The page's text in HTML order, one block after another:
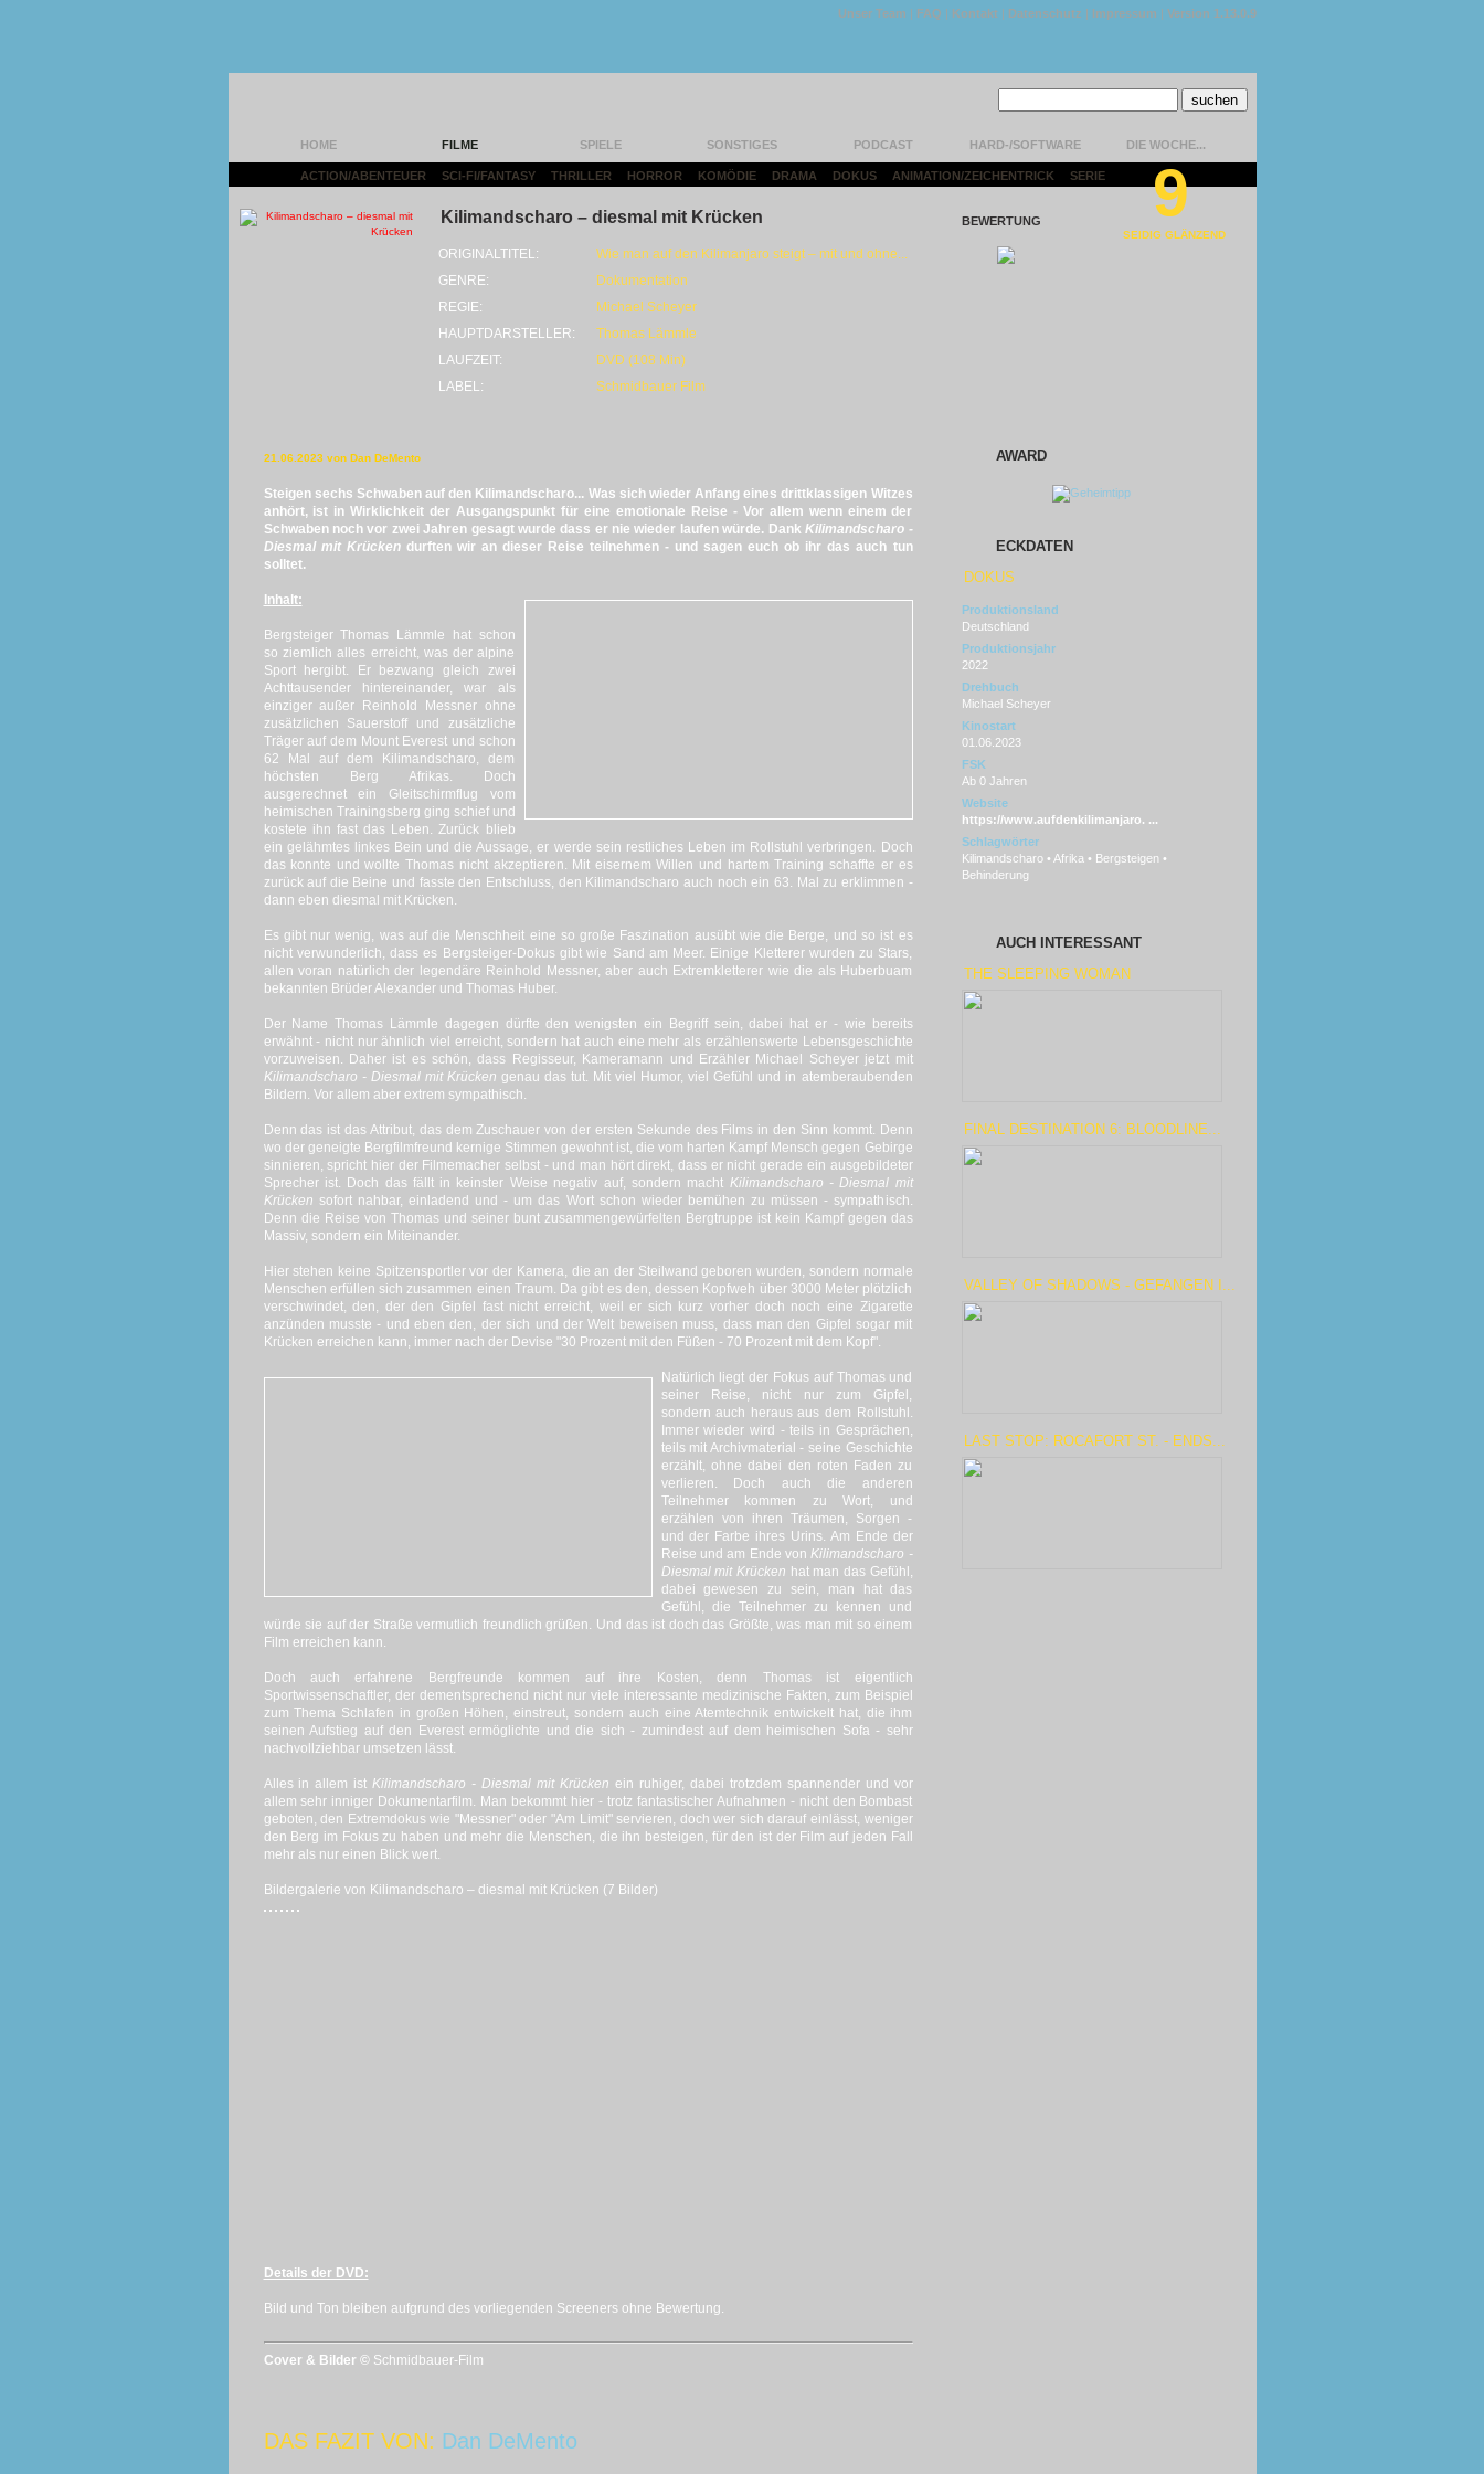
Unser Team | FAQ | Kontakt | Datenschutz | Impressum | Version 1.13.0.9
HOME FILME SPIELE SONSTIGES PODCAST HARD-/SOFTWARE DIE WOCHE...
ACTION/ABENTEUER SCI-FI/FANTASY THRILLER HORROR KOMÖDIE DRAMA DOKUS ANIMATION/ZEICHENTRICK SERIE
Kilimandscharo – diesmal mit Krücken
ORIGINALTITEL:
Wie man auf den Kilimanjaro steigt – mit und ohne...
GENRE:
Dokumentation
REGIE:
Michael Scheyer
HAUPTDARSTELLER:
Thomas Lämmle
LAUFZEIT:
DVD (108 Min)
LABEL:
Schmidbauer Film
BEWERTUNG 9
SEIDIG GLÄNZEND
21.06.2023 von Dan DeMento
Steigen sechs Schwaben auf den Kilimandscharo... Was sich wieder Anfang eines drittklassigen Witzes
anhört, ist in Wirklichkeit der Ausgangspunkt für eine emotionale Reise - Vor allem wenn einem der
Schwaben noch vor zwei Jahren gesagt wurde dass er nie wieder laufen würde. DankKilimandscharo -
Diesmal mit Krückendurften wir an dieser Reise teilnehmen - und sagen euch ob ihr das auch tun
solltet.
Inhalt:
Bergsteiger Thomas Lämmle hat schon
so ziemlich alles erreicht, was der alpine
Sport hergibt. Er bezwang gleich zwei
Achttausender hintereinander, war als
einziger außer Reinhold Messner ohne
zusätzlichen Sauerstoff und zusätzliche
Träger auf dem Mount Everest und schon
62 Mal auf dem Kilimandscharo, dem
höchsten Berg Afrikas. Doch
ausgerechnet ein Gleitschirmflug vom
heimischen Trainingsberg ging schief und
kostete ihn fast das Leben. Zurück blieb
ein gelähmtes linkes Bein und die Aussage, er werde sein restliches Leben im Rollstuhl verbringen. Doch
das konnte und wollte Thomas nicht akzeptieren. Mit eisernem Willen und hartem Training schaffte er es
zurück auf die Beine und fasste den Entschluss, den Kilimandscharo auch noch ein 63. Mal zu erklimmen -
dann eben diesmal mit Krücken.
Es gibt nur wenig, was auf die Menschheit eine so große Faszination ausübt wie die Berge, und so ist es
nicht verwunderlich, dass es Bergsteiger-Dokus gibt wie Sand am Meer. Einige Kletterer wurden zu Stars,
allen voran natürlich der legendäre Reinhold Messner, aber auch Extremkletterer wie die als Huberbuam
bekannten Brüder Alexander und Thomas Huber.
Der Name Thomas Lämmle dagegen dürfte den wenigsten ein Begriff sein, dabei hat er - wie bereits
erwähnt - nicht nur ähnlich viel erreicht, sondern hat auch eine mehr als erzählenswerte Lebensgeschichte
vorzuweisen. Daher ist es schön, dass Regisseur, Kameramann und Erzähler Michael Scheyer jetzt mit
Kilimandscharo - Diesmal mit Krücken genau das tut. Mit viel Humor, viel Gefühl und in atemberaubenden
Bildern. Vor allem aber extrem sympathisch.
Denn das ist das Attribut, das dem Zuschauer von der ersten Sekunde des Films in den Sinn kommt. Denn
wo der geneigte Bergfilmfreund kernige Stimmen gewohnt ist, die vom harten Kampf Mensch gegen Gebirge
sinnieren, spricht hier der Filmemacher selbst - und man hört direkt, dass er nicht gerade ein ausgebildeter
Sprecher ist. Doch das fällt in keinster Weise negativ auf, sondern macht Kilimandscharo - Diesmal mit
Krücken sofort nahbar, einladend und - um das Wort schon wieder bemühen zu müssen - sympathisch.
Denn die Reise von Thomas und seiner bunt zusammengewürfelten Bergtruppe ist kein Kampf gegen das
Massiv, sondern ein Miteinander.
Hier stehen keine Spitzensportler vor der Kamera, die an der Steilwand geboren wurden, sondern normale
Menschen erfüllen sich zusammen einen Traum. Da gibt es den, dessen Kopfweh über 3000 Meter plötzlich
verschwindet, den, der den Gipfel fast nicht erreicht, weil er sich kurz vorher doch noch eine Zigarette
anzünden musste - und eben den, der sich und der Welt beweisen muss, dass man den Gipfel sogar mit
Krücken erreichen kann, immer nach der Devise "30 Prozent mit den Füßen - 70 Prozent mit dem Kopf".
Natürlich liegt der Fokus auf Thomas und
seiner Reise, nicht nur zum Gipfel,
sondern auch heraus aus dem Rollstuhl.
Immer wieder wird - teils in Gesprächen,
teils mit Archivmaterial - seine Geschichte
erzählt, ohne dabei den roten Faden zu
verlieren. Doch auch die anderen
Teilnehmer kommen zu Wort, und
erzählen von ihren Träumen, Sorgen -
und der Farbe ihres Urins. Am Ende der
Reise und am Ende vonKilimandscharo -
Diesmal mit Krücken hat man das Gefühl,
dabei gewesen zu sein, man hat das
Gefühl, die Teilnehmer zu kennen und
würde sie auf der Straße vermutlich freundlich grüßen. Und das ist doch das Größte, was man mit so einem
Film erreichen kann.
Doch auch erfahrene Bergfreunde kommen auf ihre Kosten, denn Thomas ist eigentlich
Sportwissenschaftler, der dementsprechend nicht nur viele interessante medizinische Fakten, zum Beispiel
zum Thema Schlafen in großen Höhen, einstreut, sondern auch eine Atemtechnik entwickelt hat, die ihm
seinen Aufstieg auf den Everest ermöglichte und die sich - zumindest auf dem heimischen Sofa - sehr
nachvollziehbar umsetzen lässt.
Alles in allem istKilimandscharo - Diesmal mit Krücken ein ruhiger, dabei trotzdem spannender und vor
allem sehr inniger Dokumentarfilm. Man bekommt hier - trotz fantastischer Aufnahmen - nicht den Bombast
geboten, den Extremdokus wie "Messner" oder "Am Limit" servieren, doch wer sich darauf einlässt, weniger
den Berg im Fokus zu haben und mehr die Menschen, die ihn besteigen, für den ist der Film auf jeden Fall
mehr als nur einen Blick wert.
Bildergalerie von Kilimandscharo – diesmal mit Krücken (7 Bilder)
Details der DVD:
Bild und Ton bleiben aufgrund des vorliegenden Screeners ohne Bewertung.
Cover & Bilder © Schmidbauer-Film
DAS FAZIT VON: Dan DeMento
AWARD
ECKDATEN
DOKUS
Produktionsland
Deutschland
Produktionsjahr
2022
Drehbuch
Michael Scheyer
Kinostart
01.06.2023
FSK
Ab 0 Jahren
Website
https://www.aufdenkilimanjaro. ...
Schlagwörter
Kilimandscharo • Afrika • Bergsteigen •
Behinderung
AUCH INTERESSANT
THE SLEEPING WOMAN
FINAL DESTINATION 6: BLOODLINE...
VALLEY OF SHADOWS - GEFANGEN I...
LAST STOP: ROCAFORT ST. - ENDS...